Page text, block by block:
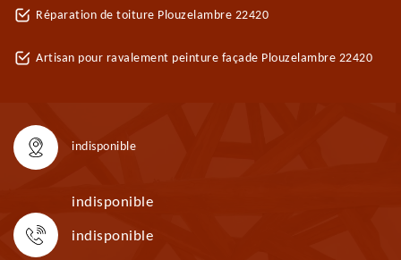
Réparation de toiture Plouzelambre 22420
Artisan pour ravalement peinture façade Plouzelambre 22420
indisponible
indisponible
indisponible